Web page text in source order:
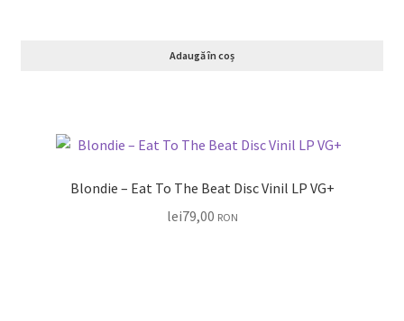
Adaugă în coș
Blondie – Eat To The Beat Disc Vinil LP VG+
lei79,00 RON